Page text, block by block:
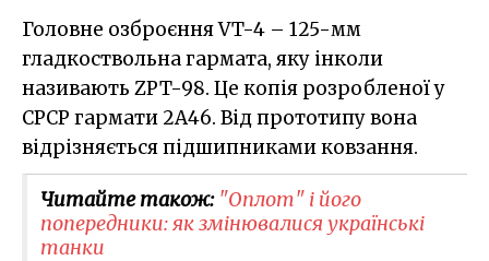
Головне озброєння VT-4 – 125-мм
гладкоствольна гармата, яку інколи
називають ZPT-98. Це копія розробленої у
СРСР гармати 2A46. Від прототипу вона
відрізняється підшипниками ковзання.
Читайте також: "Оплот" і його
попередники: як змінювалися українські
танки